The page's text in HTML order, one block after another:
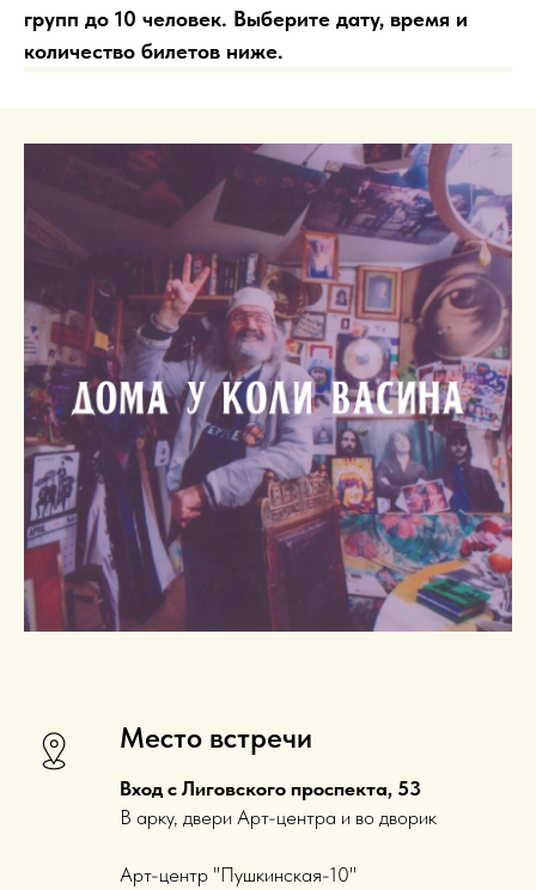
групп до 10 человек. Выберите дату, время и
количество билетов ниже.
Место встречи
Вход с Лиговского проспекта, 53
В арку, двери Арт-центра и во дворик
Арт-центр "Пушкинская-10"